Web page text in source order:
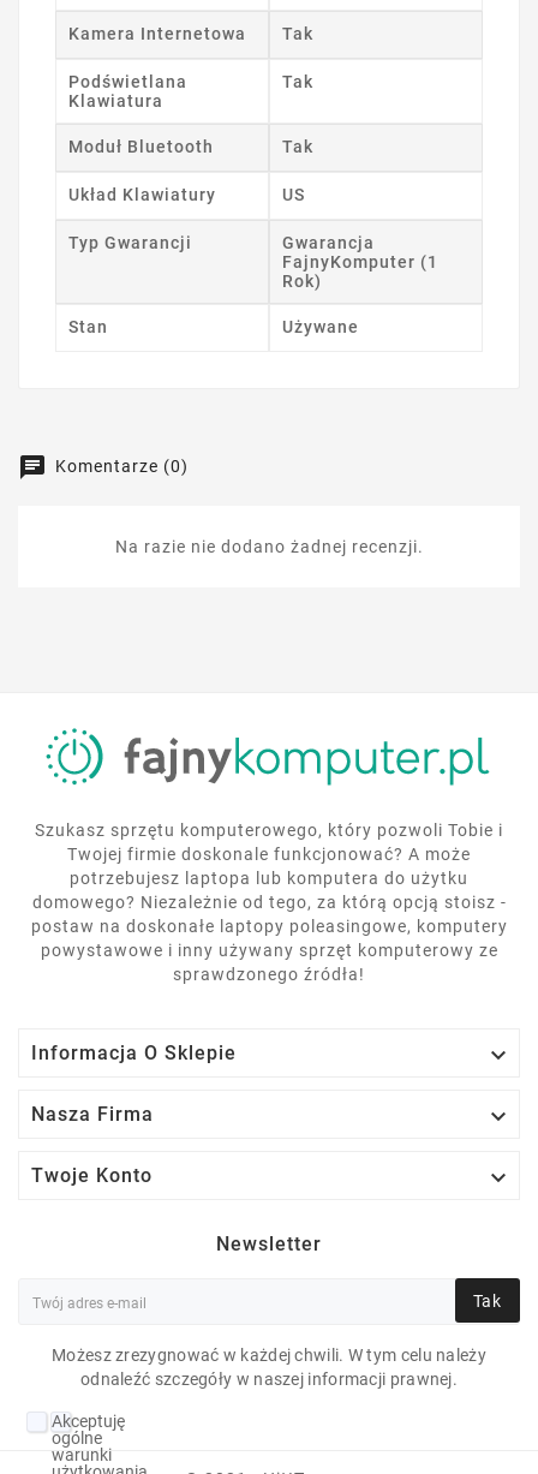
Kamera Internetowa Tak
Podświetlana
Klawiatura
Tak
Moduł Bluetooth Tak
Układ Klawiatury US
Typ Gwarancji
Gwarancja
FajnyKomputer (1
Rok)
Stan Używane
Komentarze (0)
Na razie nie dodano żadnej recenzji.
HP ELITEBOOK 830 G7
Szukasz sprzętu komputerowego, który pozwoli Tobie i
Twojej firmie doskonale funkcjonować? A może
potrzebujesz laptopa lub komputera do użytku
domowego? Niezależnie od tego, za którą opcją stoisz -
postaw na doskonałe laptopy poleasingowe, komputery
powystawowe i inny używany sprzęt komputerowy ze
sprawdzonego źródła!
Informacja O Sklepie 
Nasza Firma 
Twoje Konto 
Newsletter
Tak
Możesz zrezygnować w każdej chwili. W tym celu należy
odnaleźć szczegóły w naszej informacji prawnej.
Akceptuję
ogólne
warunki